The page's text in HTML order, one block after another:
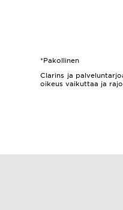
*Pakollinen
Clarins ja
oikeus vaikuttaa ja